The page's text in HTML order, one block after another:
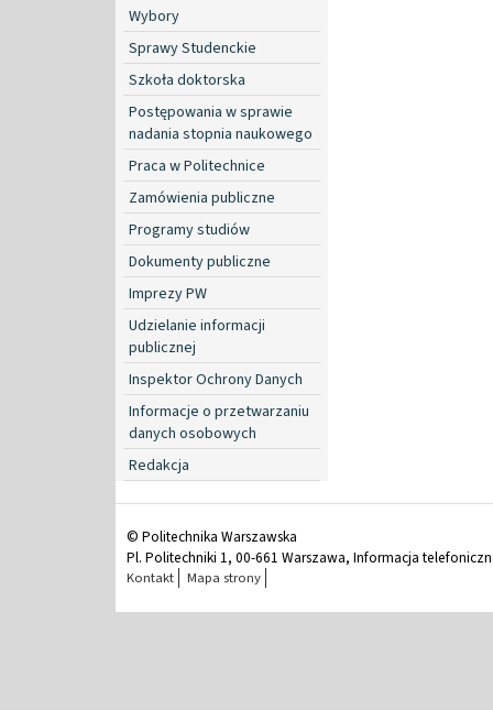
Wybory
Sprawy Studenckie
Szkoła doktorska
Postępowania w sprawie
nadania stopnia naukowego
Praca w Politechnice
Zamówienia publiczne
Programy studiów
Dokumenty publiczne
Imprezy PW
Udzielanie informacji
publicznej
Inspektor Ochrony Danych
Informacje o przetwarzaniu
danych osobowych
Redakcja
© Politechnika Warszawska
Pl. Politechniki 1, 00-661 Warszawa, Informacja
Kontakt Mapa strony